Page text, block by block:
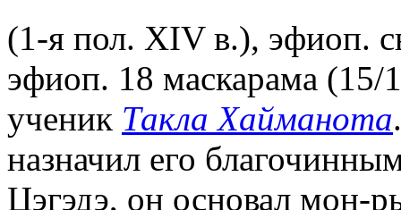
(1-я пол. XIV в.), эфиоп.
эфиоп. 18 маскарама (15/
ученик Такла Хайманота
назначил его
Цэгэдэ, он основал мон-